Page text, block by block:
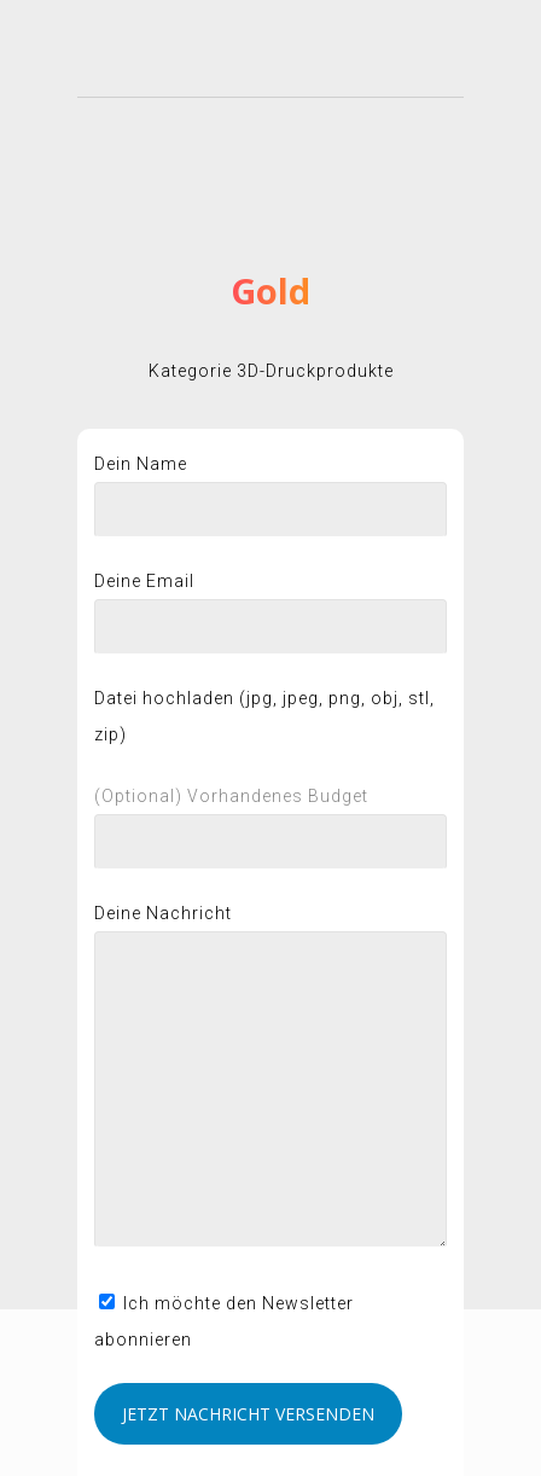
Gold
Kategorie 3D-Druckprodukte
Dein Name
Deine Email
Datei hochladen (jpg, jpeg, png, obj, stl,
zip)
(Optional) Vorhandenes Budget
Deine Nachricht
Ich möchte den Newsletter
abonnieren